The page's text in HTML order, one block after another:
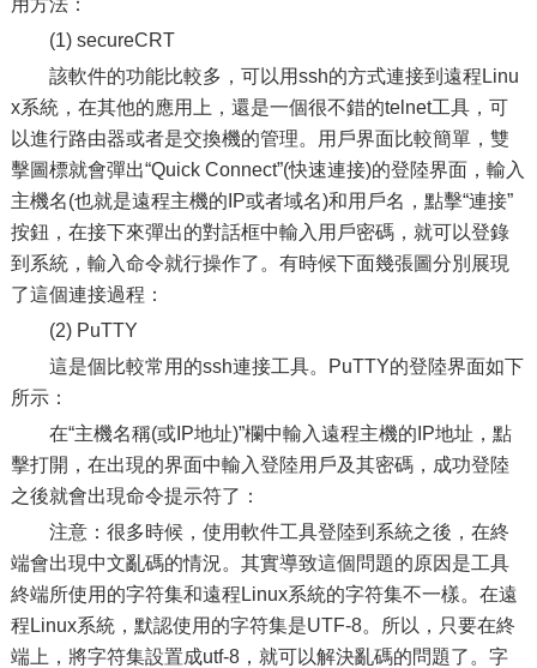
用方法：
(1) secureCRT
該軟件的功能比較多，可以用ssh的方式連接到遠程Linu
x系統，在其他的應用上，還是一個很不錯的telnet工具，可
以進行路由器或者是交換機的管理。用戶界面比較簡單，雙
擊圖標就會彈出“Quick Connect”(快速連接)的登陸界面，輸入
主機名(也就是遠程主機的IP或者域名)和用戶名，點擊“連接”
按鈕，在接下來彈出的對話框中輸入用戶密碼，就可以登錄
到系統，輸入命令就行操作了。有時候下面幾張圖分別展現
了這個連接過程：
(2) PuTTY
這是個比較常用的ssh連接工具。PuTTY的登陸界面如下
所示：
在“主機名稱(或IP地址)”欄中輸入遠程主機的IP地址，點
擊打開，在出現的界面中輸入登陸用戶及其密碼，成功登陸
之後就會出現命令提示符了：
注意：很多時候，使用軟件工具登陸到系統之後，在終
端會出現中文亂碼的情況。其實導致這個問題的原因是工具
終端所使用的字符集和遠程Linux系統的字符集不一樣。在遠
程Linux系統，默認使用的字符集是UTF-8。所以，只要在終
端上，將字符集設置成utf-8，就可以解決亂碼的問題了。字